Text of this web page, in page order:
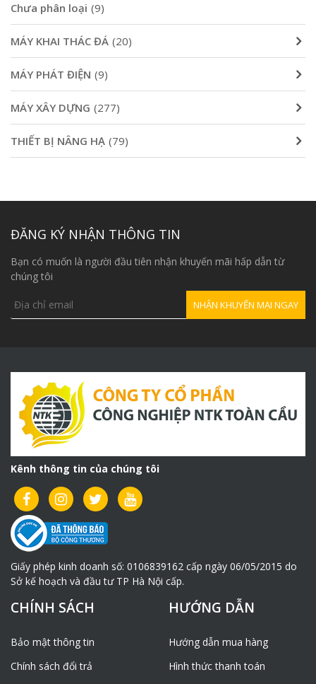
Chưa phân loại (9)
MÁY KHAI THÁC ĐÁ (20)
MÁY PHÁT ĐIỆN (9)
MÁY XÂY DỰNG (277)
THIẾT BỊ NÂNG HẠ (79)
ĐĂNG KÝ NHẬN THÔNG TIN
Bạn có muốn là người đầu tiên nhận khuyến mãi hấp dẫn từ
chúng tôi
Kênh thông tin của chúng tôi
Giấy phép kinh doanh số: 0106839162 cấp ngày 06/05/2015 do
Sở kế hoạch và đầu tư TP Hà Nội cấp.
CHÍNH SÁCH
Bảo mật thông tin
Chính sách đổi trả
HƯỚNG DẪN
Hướng dẫn mua hàng
Hình thức thanh toán